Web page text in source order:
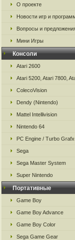
О проекте
Новости игр и
Вопросы и
Мини Игры
Консоли
Atari 2600
Atari 5200, Atari 7800,
ColecoVision
Dendy (Nintendo)
Mattel Intellivision
Nintendo 64
PC Engine / Turbo
Sega
Sega Master System
Super Nintendo
Портативные
Game Boy
Game Boy Advance
Game Boy Color
Sega Game Gear